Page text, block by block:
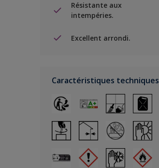
Résistante aux
intempéries.
Excellent arrondi.
Caractéristiques techniques